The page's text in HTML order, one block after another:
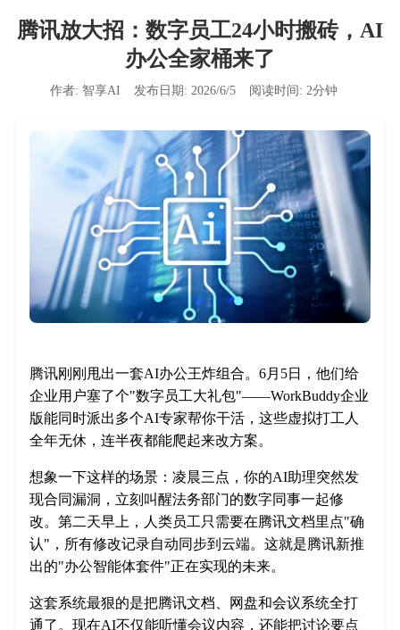
腾讯放大招：数字员工24小时搬砖，AI
办公全家桶来了
作者: 智享AI 发布日期: 2026/6/5 阅读时间: 2分钟
腾讯刚刚甩出一套AI办公王炸组合。6月5日，他们给
企业用户塞了个"数字员工大礼包"——WorkBuddy企业
版能同时派出多个AI专家帮你干活，这些虚拟打工人
全年无休，连半夜都能爬起来改方案。
想象一下这样的场景：凌晨三点，你的AI助理突然发
现合同漏洞，立刻叫醒法务部门的数字同事一起修
改。第二天早上，人类员工只需要在腾讯文档里点"确
认"，所有修改记录自动同步到云端。这就是腾讯新推
出的"办公智能体套件"正在实现的未来。
这套系统最狠的是把腾讯文档、网盘和会议系统全打
通了。现在AI不仅能听懂会议内容，还能把讨论要点